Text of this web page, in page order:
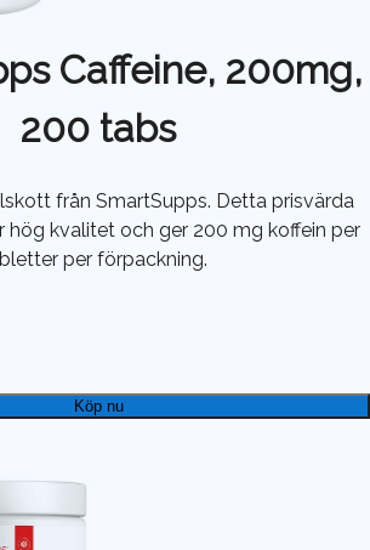
Caffeine, 200mg,
200 tabs
från SmartSupps. Detta prisvärda
hög kvalitet och ger 200 mg koffein per
per förpackning.
Köp nu